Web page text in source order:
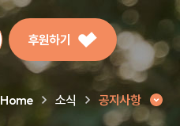
후원하기
Home 소식 공지사항